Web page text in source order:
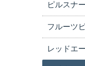
ピルスナー
フルーツ
レッドエ